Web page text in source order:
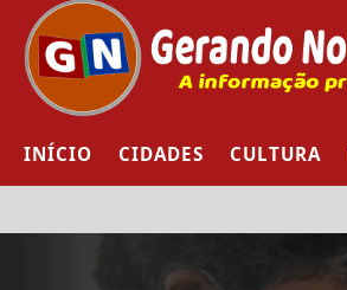
INÍCIO CIDADES CULTURA